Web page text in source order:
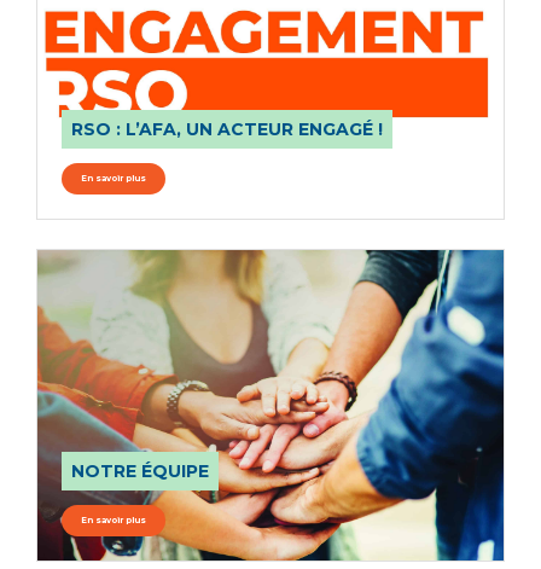
RSO : L’AFA, UN ACTEUR ENGAGÉ !
En savoir plus
NOTRE ÉQUIPE
En savoir plus